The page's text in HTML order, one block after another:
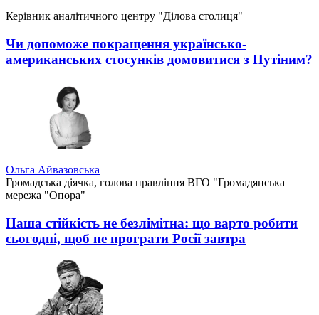
Керівник аналітичного центру "Ділова столиця"
Чи допоможе покращення українсько-
американських стосунків домовитися з Путіним?
Ольга Айвазовська
Громадська діячка, голова правління ВГО "Громадянська
мережа "Опора"
Наша стійкість не безлімітна: що варто робити
сьогодні, щоб не програти Росії завтра